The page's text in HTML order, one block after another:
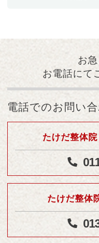
お
お電話にて
電話でのお問い
たけだ整体
たけだ整体